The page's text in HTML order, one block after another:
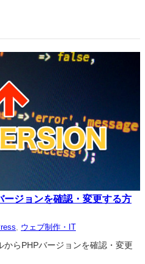
ージョンを確認・変更する方
, ウェブ制作・IT
らPHPバージョンを確認・変更